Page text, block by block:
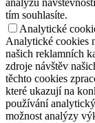
analýzu
tím souhlasíte.
Analytické
Analytické cookies
našich reklamních
zdroje návštěv
těchto cookies
které ukazují na
používání
možnost analýzy